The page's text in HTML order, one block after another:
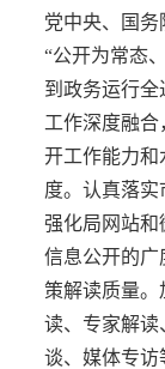
党中央、国
“公开为常态
到政务运行
工作深度融
开工作能力和
度。认真落实
强化局网站和
信息公开的广
策解读质量
读、专家解读
谈、媒体专访